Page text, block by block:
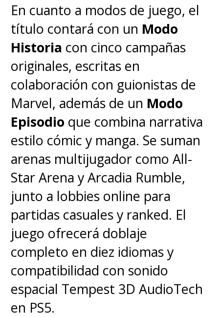
En cuanto a modos de juego, el
título contará con un Modo
Historia con cinco campañas
originales, escritas en
colaboración con guionistas de
Marvel, además de un Modo
Episodio que combina narrativa
estilo cómic y manga. Se suman
arenas multijugador como All-
Star Arena y Arcadia Rumble,
junto a lobbies online para
partidas casuales y ranked. El
juego ofrecerá doblaje
completo en diez idiomas y
compatibilidad con sonido
espacial Tempest 3D AudioTech
en PS5.